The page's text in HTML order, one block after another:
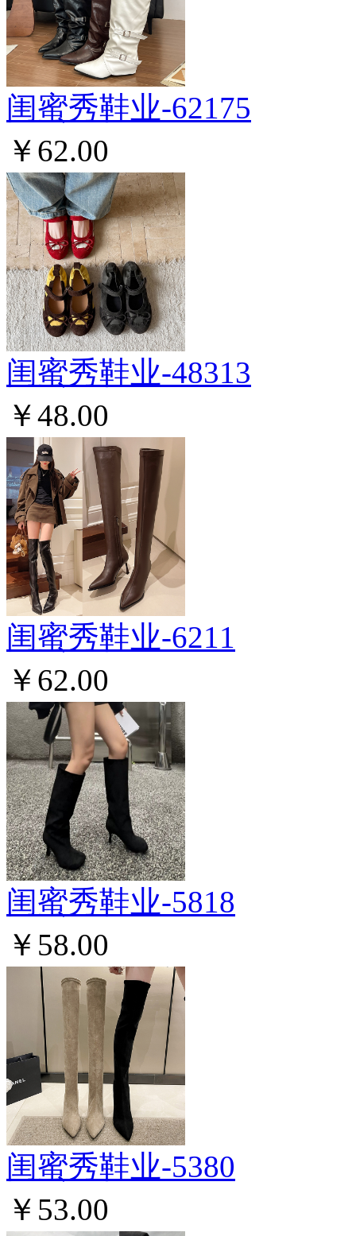
闺蜜秀鞋业-62175
￥62.00
闺蜜秀鞋业-48313
￥48.00
闺蜜秀鞋业-6211
￥62.00
闺蜜秀鞋业-5818
￥58.00
闺蜜秀鞋业-5380
￥53.00